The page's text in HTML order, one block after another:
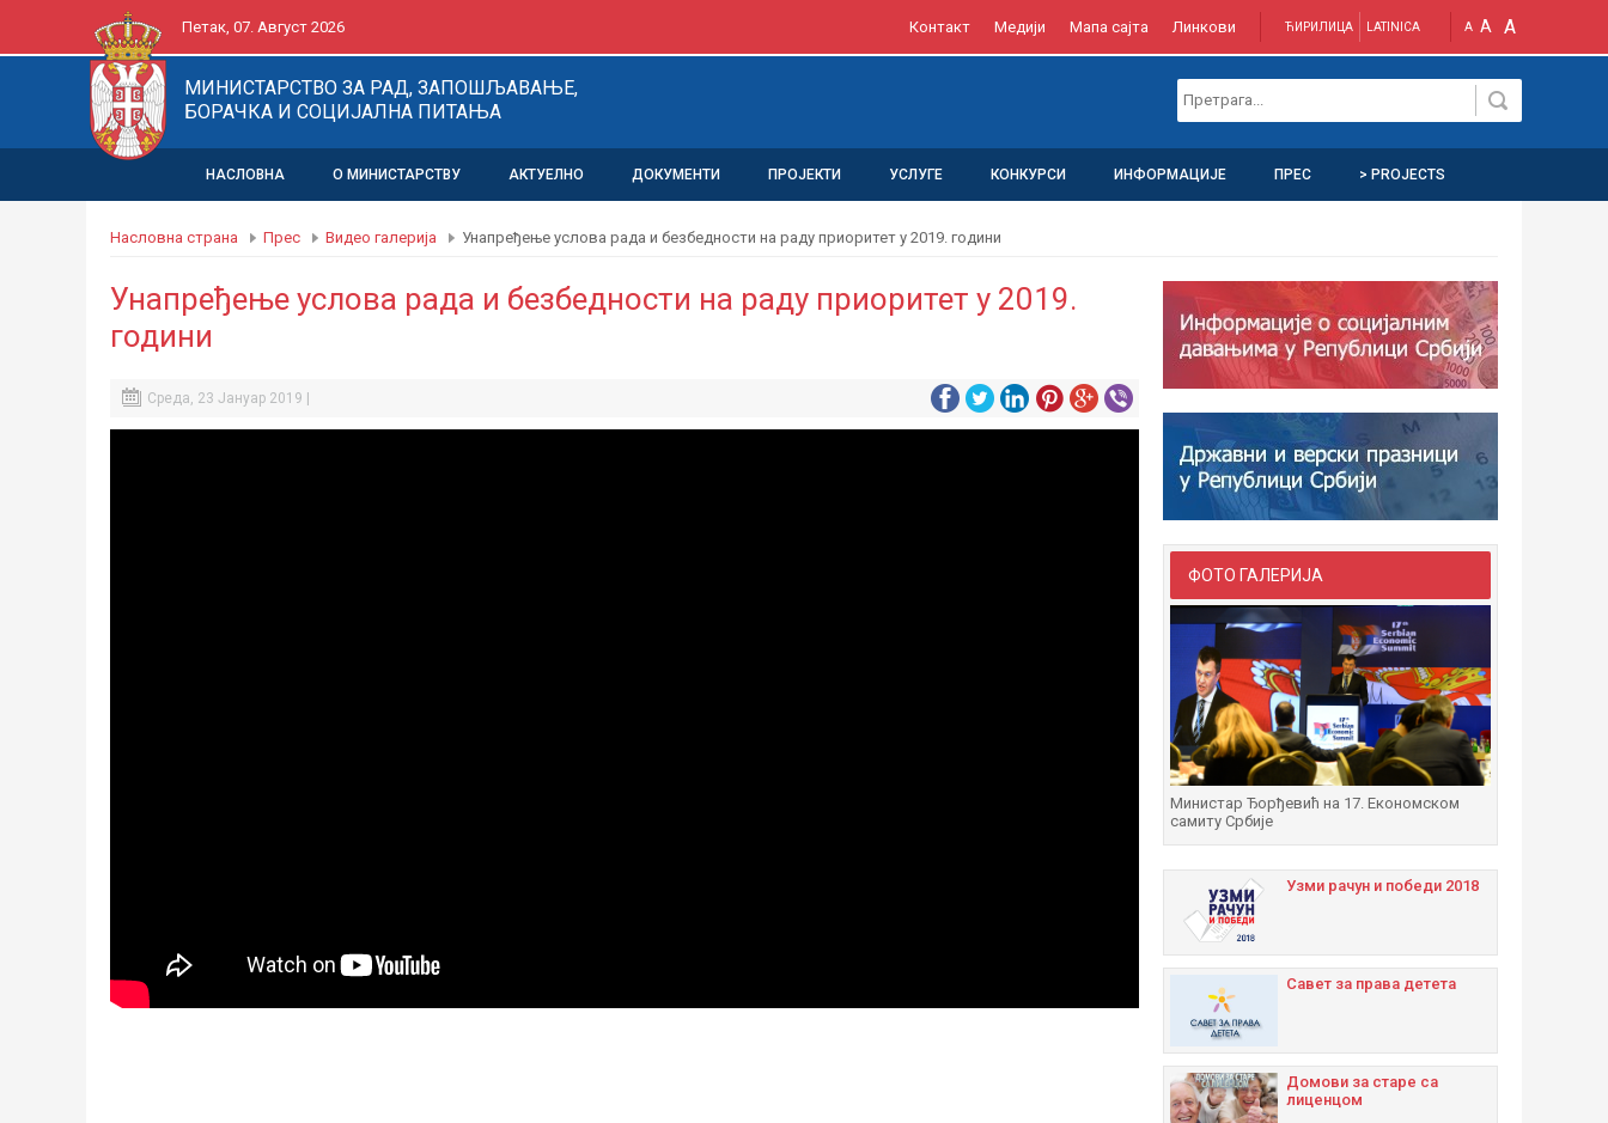
Петак, 07. Август 2026 ЋИРИЛИЦА LATINICA A A A
Контакт Медији Мапа сајта Линкови
МИНИСТАРСТВО ЗА РАД, ЗАПОШЉАВАЊЕ,
БОРАЧКА И СОЦИЈАЛНА ПИТАЊА
НАСЛОВНА О МИНИСТАРСТВУ АКТУЕЛНО ДОКУМЕНТИ ПРОЈЕКТИ УСЛУГЕ КОНКУРСИ ИНФОРМАЦИЈЕ ПРЕС > PROJECTS
Насловна страна Прес Видео галерија Унапређење услова рада и безбедности на раду приоритет у 2019. години
Унапређење услова рада и безбедности на раду приоритет у 2019.
години
Среда, 23 Јануар 2019 |
ФОТО ГАЛЕРИЈА
Министар Ђорђевић на 17. Економском
самиту Србије
Узми рачун и побeди 2018
Савет за права детета
Домови за старе са
лиценцом